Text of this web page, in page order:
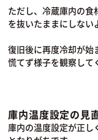
ただし、冷蔵庫内の食
を抜いたままにしない
復旧後に再度冷却が始
慌てず様子を観察して
庫内温度設定の見
庫内の温度設定が正し